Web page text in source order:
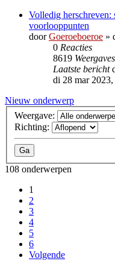
Volledig herschreven:
voorlooppunten
doorGoeroeboeroe »
0 Reacties
8619 Weergaves
Laatste bericht
di 28 mar
Nieuw onderwerp
Weergave:
Richting:
108 onderwerpen
1
2
3
4
5
6
Volgende